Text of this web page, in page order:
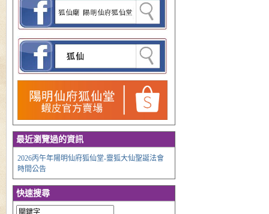
最近瀏覽過的資訊
2026丙午年陽明仙府狐仙堂-靈狐大仙聖誕法會
時間公告
快速搜尋